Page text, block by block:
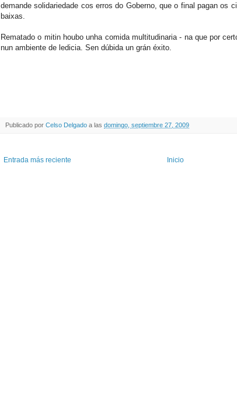
demande solidariedade cos erros do Goberno, que o final pagan os
baixas.
Rematado o mitin houbo unha comida multitudinaria - na que por
nun ambiente de ledicia. Sen dúbida un grán éxito.
Publicado por Celso Delgado a las domingo, septiembre 27, 2009
Entrada más reciente Inicio